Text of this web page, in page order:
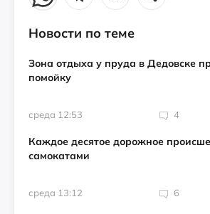
Новости по теме
Зона отдыха у пруда в Дедовске
помойку
среда 12:53 4
Каждое десятое дорожное
самокатами
среда 13:12 6